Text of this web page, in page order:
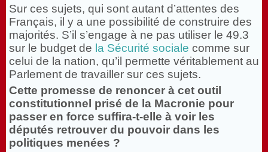
Sur ces sujets, qui sont autant d’attentes des
Français, il y a une possibilité de construire des
majorités. S’il s’engage à ne pas utiliser le 49.3
sur le budget de la Sécurité sociale comme sur
celui de la nation, qu’il permette véritablement au
Parlement de travailler sur ces sujets.
Cette promesse de renoncer à cet outil
constitutionnel prisé de la Macronie pour
passer en force suffira-t-elle à voir les
députés retrouver du pouvoir dans les
politiques menées ?